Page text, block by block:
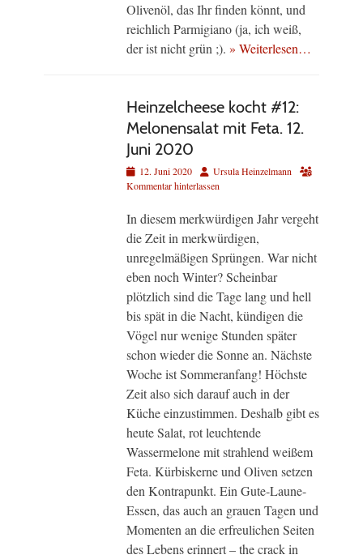
Olivenöl, das Ihr finden könnt, und
reichlich Parmigiano (ja, ich weiß,
der ist nicht grün ;). » Weiterlesen…
Heinzelcheese kocht #12:
Melonensalat mit Feta. 12.
Juni 2020
Veröffentlicht
am
12. Juni 2020 AutorUrsula Heinzelmann
Kommentar hinterlassen
In diesem merkwürdigen Jahr vergeht
die Zeit in merkwürdigen,
unregelmäßigen Sprüngen. War nicht
eben noch Winter? Scheinbar
plötzlich sind die Tage lang und hell
bis spät in die Nacht, kündigen die
Vögel nur wenige Stunden später
schon wieder die Sonne an. Nächste
Woche ist Sommeranfang! Höchste
Zeit also sich darauf auch in der
Küche einzustimmen. Deshalb gibt es
heute Salat, rot leuchtende
Wassermelone mit strahlend weißem
Feta. Kürbiskerne und Oliven setzen
den Kontrapunkt. Ein Gute-Laune-
Essen, das auch an grauen Tagen und
Momenten an die erfreulichen Seiten
des Lebens erinnert – the crack in